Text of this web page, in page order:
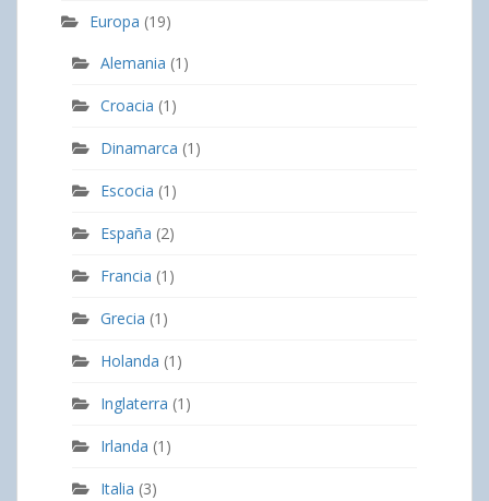
Europa (19)
Alemania (1)
Croacia (1)
Dinamarca (1)
Escocia (1)
España (2)
Francia (1)
Grecia (1)
Holanda (1)
Inglaterra (1)
Irlanda (1)
Italia (3)